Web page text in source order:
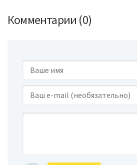
Комментарии (0)